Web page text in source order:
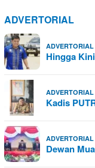
ADVERTORIAL
ADVERTORIAL
Hingga
ADVERTORIAL
Kadis
ADVERTORIAL
Dewan